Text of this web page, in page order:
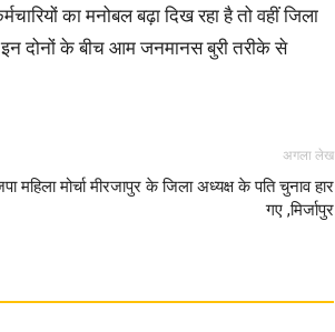
का मनोबल बढ़ा दिख रहा है तो वहीं जिला
दोनों के बीच आम जनमानस बुरी तरीके से
अगला लेख
महिला मोर्चा मीरजापुर के जिला अध्यक्ष के पति चुनाव हार
गए ,मिर्जापुर